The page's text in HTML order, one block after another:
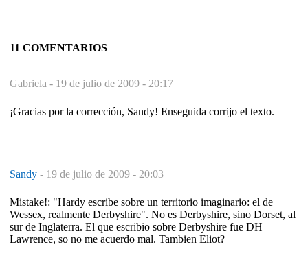
11 COMENTARIOS
Gabriela - 19 de julio de 2009 - 20:17
¡Gracias por la corrección, Sandy! Enseguida corrijo el texto.
Sandy - 19 de julio de 2009 - 20:03
Mistake!: "Hardy escribe sobre un territorio imaginario: el de
Wessex, realmente Derbyshire". No es Derbyshire, sino Dorset, al
sur de Inglaterra. El que escribio sobre Derbyshire fue DH
Lawrence, so no me acuerdo mal. Tambien Eliot?